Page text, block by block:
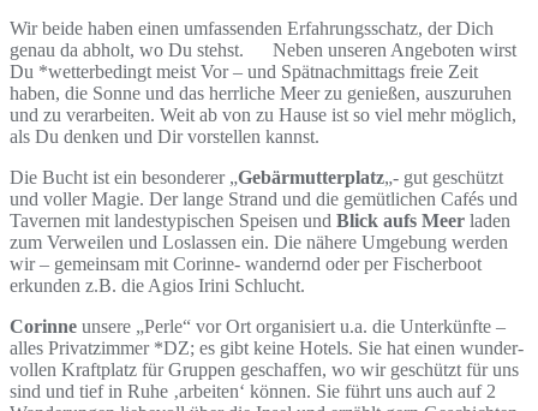
Wir beide haben einen umfassenden Erfahrungsschatz, der Dich
genau da abholt, wo Du stehst. Neben unseren Angeboten wirst
Du *wetterbedingt meist Vor – und Spätnachmittags freie Zeit
haben, die Sonne und das herrliche Meer zu genießen, auszuruhen
und zu verarbeiten. Weit ab von zu Hause ist so viel mehr möglich,
als Du denken und Dir vorstellen kannst.
Die Bucht ist ein besonderer „Gebärmutterplatz„- gut geschützt
und voller Magie. Der lange Strand und die gemütlichen Cafés und
Tavernen mit landestypischen Speisen und Blick aufs Meer laden
zum Verweilen und Loslassen ein. Die nähere Umgebung werden
wir – gemeinsam mit Corinne- wandernd oder per Fischerboot
erkunden z.B. die Agios Irini Schlucht.
Corinne unsere „Perle“ vor Ort organisiert u.a. die Unterkünfte –
alles Privatzimmer *DZ; es gibt keine Hotels. Sie hat einen wunder-
vollen Kraftplatz für Gruppen geschaffen, wo wir geschützt für uns
sind und tief in Ruhe ‚arbeiten‘ können. Sie führt uns auch auf 2